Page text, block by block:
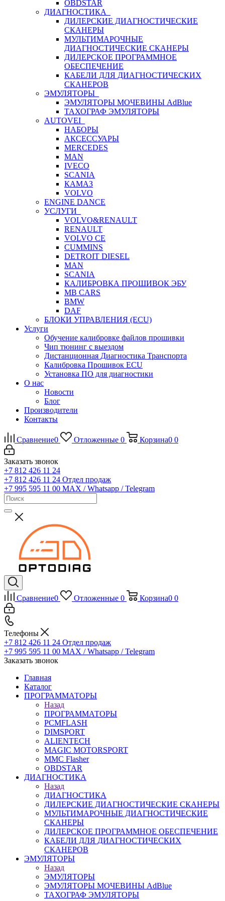
OBDSTAR
ДИАГНОСТИКА
ДИЛЕРСКИЕ ДИАГНОСТИЧЕСКИЕ
СКАНЕРЫ
МУЛЬТИМАРОЧНЫЕ
ДИАГНОСТИЧЕСКИЕ СКАНЕРЫ
ДИЛЕРСКОЕ ПРОГРАММНОЕ
ОБЕСПЕЧЕНИЕ
КАБЕЛИ ДЛЯ ДИАГНОСТИЧЕСКИХ
СКАНЕРОВ
ЭМУЛЯТОРЫ
ЭМУЛЯТОРЫ МОЧЕВИНЫ АdBlue
ТАХОГРАФ ЭМУЛЯТОРЫ
AUTOVEI
НАБОРЫ
АКСЕССУАРЫ
MERCEDES
MAN
IVECO
SCANIA
КАМАЗ
VOLVO
ENGINE DANCE
УСЛУГИ
VOLVO&RENAULT
RENAULT
VOLVO CE
CUMMINS
DETROIT DIESEL
MAN
SCANIA
КАЛИБРОВКА ПРОШИВОК ЭБУ
MB CARS
BMW
DAF
БЛОКИ УПРАВЛЕНИЯ (ECU)
Услуги
Обучение калибровке файлов прошивки
Чип тюнинг с выездом
Дистанционная Диагностика Транспорта
Калибровка Прошивок ECU
Установка ПО для диагностики
О нас
Новости
Блог
Производители
Контакты
Сравнение0 Отложенные 0 Корзина0 0
Заказать звонок
+7 812 426 11 24
+7 812 426 11 24 Отдел продаж
+7 995 595 11 00 MAX / Whatsapp / Telegram
Сравнение0 Отложенные 0 Корзина0 0
Телефоны
+7 812 426 11 24 Отдел продаж
+7 995 595 11 00 MAX / Whatsapp / Telegram
Заказать звонок
Главная
Каталог
ПРОГРАММАТОРЫ
Назад
ПРОГРАММАТОРЫ
PCMFLASH
DIMSPORT
ALIENTECH
MAGIC MOTORSPORT
MMC Flasher
OBDSTAR
ДИАГНОСТИКА
Назад
ДИАГНОСТИКА
ДИЛЕРСКИЕ ДИАГНОСТИЧЕСКИЕ СКАНЕРЫ
МУЛЬТИМАРОЧНЫЕ ДИАГНОСТИЧЕСКИЕ
СКАНЕРЫ
ДИЛЕРСКОЕ ПРОГРАММНОЕ ОБЕСПЕЧЕНИЕ
КАБЕЛИ ДЛЯ ДИАГНОСТИЧЕСКИХ
СКАНЕРОВ
ЭМУЛЯТОРЫ
Назад
ЭМУЛЯТОРЫ
ЭМУЛЯТОРЫ МОЧЕВИНЫ АdBlue
ТАХОГРАФ ЭМУЛЯТОРЫ